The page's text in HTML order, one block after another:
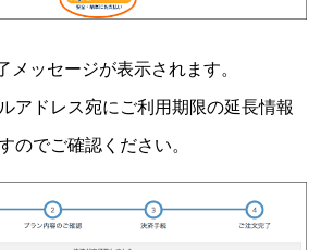
メッセージが表示されます。
アドレス宛にご利用期限の延長情報
のでご確認ください。